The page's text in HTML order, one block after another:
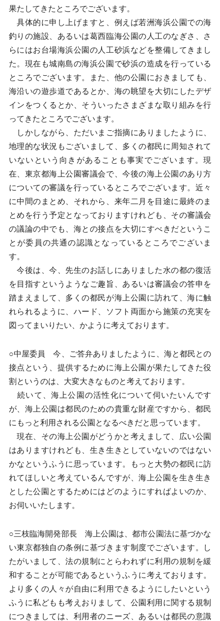
果たしてきたところでございます。
具体的に申し上げますと、例えば若洲海浜公園での海
釣りの施設、あるいは葛西臨海公園の人工のなぎさ、さ
らにはお台場海浜公園の人工砂浜などを整備してきまし
た。現在も城南島の海浜公園で砂浜の造成を行っている
ところでございます。また、他の公園におきましても、
海沿いの遊歩道であるとか、海の眺望を大切にしたデザ
インをつくるとか、そういったさまざまな取り組みを行
ってきたところでございます。
しかしながら、ただいまご指摘にありましたように、
地理的な状況もございまして、多くの都民に周知されて
いないという向きがあることも事実でございます。現
在、東京都海上公園審議会で、今後の海上公園のあり方
についての審議を行っているところでございます。近々
に中間のまとめ、それから、来年二月を目途に最終のま
とめを行う予定となっておりますけれども、その審議会
の議論の中でも、海との接点を大切にすべきだというこ
とが委員の共通の認識となっているところでございま
す。
今後は、今、先生のお話しにありました水の都の復活
を目指すというようなご趣旨、あるいは審議会の答申を
踏まえまして、多くの都民が海上公園に訪れて、海に触
れられるように、ハード、ソフト両面から施策の充実を
図ってまいりたい、かように考えております。
○中屋委員 今、ご答弁ありましたように、海と都民との
接点という、提供するために海上公園が果たしてきた役
割というのは、大変大きなものと考えております。
続いて、海上公園の活性化について伺いたいんです
が、海上公園は都民のための貴重な財産ですから、都民
にもっと利用される公園となるべきだと思っています。
現在、その海上公園がどうかと考えまして、広い公園
はありますけれども、生き生きとしていないのではない
かなというふうに思っています。もっと大勢の都民に訪
れてほしいと考えているんですが、海上公園を生き生き
とした公園とするためにはどのようにすればよいのか、
お伺いいたします。
○三枝臨海開発部長 海上公園は、都市公園法に基づかな
い東京都独自の条例に基づきます制度でございます。し
たがいまして、法の規制にとらわれずに利用の規制を緩
和することが可能であるというふうに考えております。
より多くの人々が自由に利用できるようにしたいという
ふうに私どもも考えおりまして、公園利用に関する規制
につきましては、利用者のニーズ、あるいは都民の意識